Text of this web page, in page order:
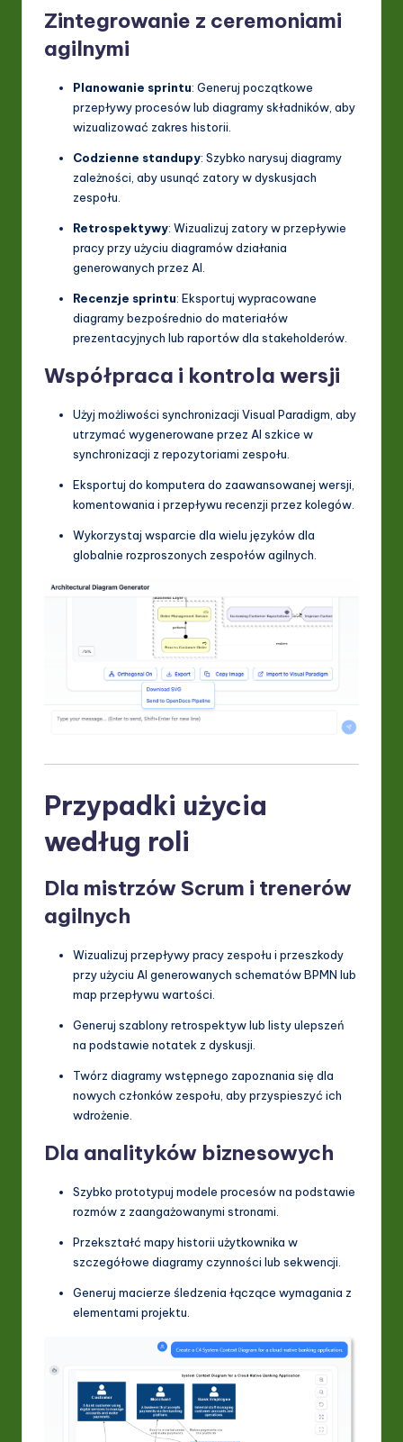
Zintegrowanie z ceremoniami
agilnymi
Planowanie sprintu: Generuj początkowe
przepływy procesów lub diagramy składników, aby
wizualizować zakres historii.
Codzienne standupy: Szybko narysuj diagramy
zależności, aby usunąć zatory w dyskusjach
zespołu.
Retrospektywy: Wizualizuj zatory w przepływie
pracy przy użyciu diagramów działania
generowanych przez AI.
Recenzje sprintu: Eksportuj wypracowane
diagramy bezpośrednio do materiałów
prezentacyjnych lub raportów dla stakeholderów.
Współpraca i kontrola wersji
Użyj możliwości synchronizacji Visual Paradigm, aby
utrzymać wygenerowane przez AI szkice w
synchronizacji z repozytoriami zespołu.
Eksportuj do komputera do zaawansowanej wersji,
komentowania i przepływu recenzji przez kolegów.
Wykorzystaj wsparcie dla wielu języków dla
globalnie rozproszonych zespołów agilnych.
Przypadki użycia
według roli
Dla mistrzów Scrum i trenerów
agilnych
Wizualizuj przepływy pracy zespołu i przeszkody
przy użyciu AI generowanych schematów BPMN lub
map przepływu wartości.
Generuj szablony retrospektyw lub listy ulepszeń
na podstawie notatek z dyskusji.
Twórz diagramy wstępnego zapoznania się dla
nowych członków zespołu, aby przyspieszyć ich
wdrożenie.
Dla analityków biznesowych
Szybko prototypuj modele procesów na podstawie
rozmów z zaangażowanymi stronami.
Przekształć mapy historii użytkownika w
szczegółowe diagramy czynności lub sekwencji.
Generuj macierze śledzenia łączące wymagania z
elementami projektu.